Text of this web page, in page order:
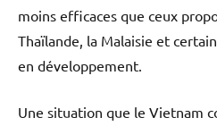
moins efficaces que ceux
Thaïlande, la Malaisie et
en développement.
Une situation que le Vietnam